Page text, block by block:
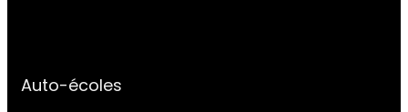
Auto-écoles